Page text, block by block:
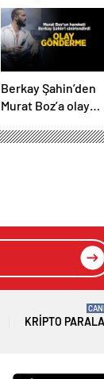
Berkay Şahin’den
Murat Boz’a olay
göndermesi!
KRIPTO